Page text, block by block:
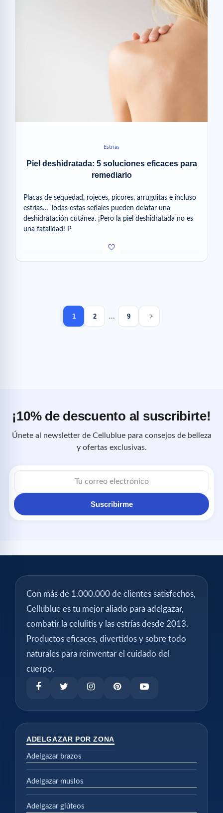
Estrías
Piel deshidratada: 5 soluciones eficaces para
remediarlo
Placas de sequedad, rojeces, picores, arruguitas e incluso
estrías… Todas estas señales pueden delatar una
deshidratación cutánea. ¡Pero la piel deshidratada no es
una fatalidad! P
1 2 … 9 Next page
¡10% de descuento al suscribirte!
Únete al newsletter de Cellublue para consejos de belleza
y ofertas exclusivas.
Correo
electrónico
Suscribirme
Con más de 1.000.000 de clientes satisfechos,
Cellublue es tu mejor aliado para adelgazar,
combatir la celulitis y las estrías desde 2013.
Productos eficaces, divertidos y sobre todo
naturales para reinventar el cuidado del
cuerpo.
ADELGAZAR POR ZONA
Adelgazar brazos
Adelgazar muslos
Adelgazar glúteos